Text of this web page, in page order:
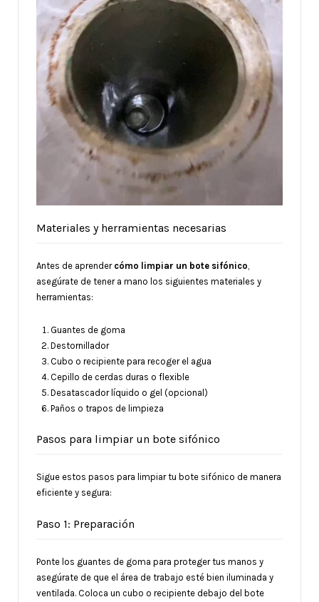
Materiales y herramientas necesarias
Antes de aprender cómo limpiar un bote sifónico
asegúrate de tener a mano los siguientes materiales y
herramientas:
Guantes de goma
Destornillador
Cubo o recipiente para recoger el agua
Cepillo de cerdas duras o flexible
Desatascador líquido o gel (opcional)
Paños o trapos de limpieza
Pasos para limpiar un bote sifónico
Sigue estos pasos para limpiar tu bote sifónico de manera
eficiente y segura:
Paso 1: Preparación
Ponte los guantes de goma para proteger tus manos y
asegúrate de que el área de trabajo esté bien iluminada y
ventilada. Coloca un cubo o recipiente debajo del bote